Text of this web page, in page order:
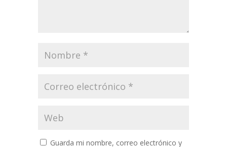
Guarda mi nombre, correo electrónico y